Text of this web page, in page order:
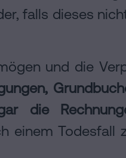
falls dieses
und die
die
einem Todesfall